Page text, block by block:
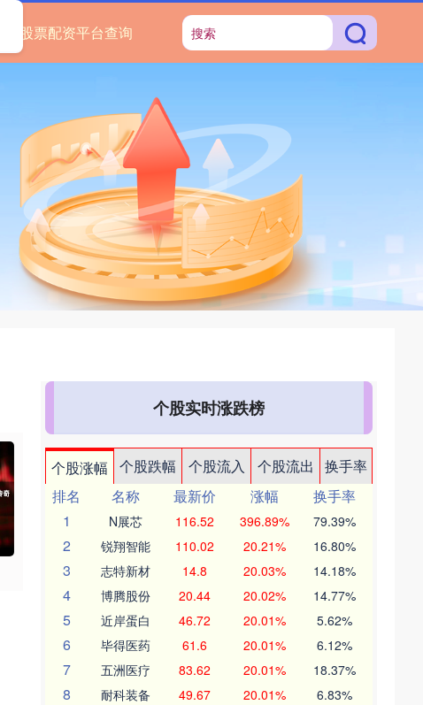
线上股票配资平台查询
个股实时涨跌榜
个股涨幅 个股跌幅 个股流入 个股流出
换手率
排名
名称 最新价 涨幅
换手率
1
N展芯 116.52 396.89% 79.39%
2 锐翔智能 110.02 20.21% 16.80%
3 志特新材 14.8 20.03% 14.18%
4 博腾股份 20.44 20.02% 14.77%
5 近岸蛋白 46.72 20.01% 5.62%
6 毕得医药 61.6 20.01% 6.12%
7 五洲医疗 83.62 20.01% 18.37%
8 耐科装备 49.67 20.01% 6.83%